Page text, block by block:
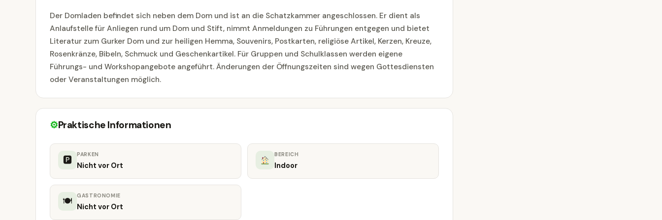
Der Domladen befindet sich neben dem Dom und ist an die Schatzkammer angeschlossen. Er dient als
Anlaufstelle für Anliegen rund um Dom und Stift, nimmt Anmeldungen zu Führungen entgegen und bietet
Literatur zum Gurker Dom und zur heiligen Hemma, Souvenirs, Postkarten, religiöse Artikel, Kerzen, Kreuze,
Rosenkränze, Bibeln, Schmuck und Geschenkartikel. Für Gruppen und Schulklassen werden eigene
Führungs- und Workshopangebote angeführt. Änderungen der Öffnungszeiten sind wegen Gottesdiensten
oder Veranstaltungen möglich.
⚙Praktische Informationen
🅿 PARKEN
Nicht vor Ort
BEREICH
Indoor
🍽 GASTRONOMIE
Nicht vor Ort